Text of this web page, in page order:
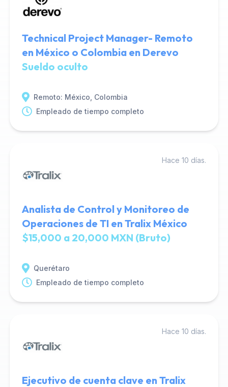
Technical Project Manager- Remoto
en México o Colombia en Derevo
Sueldo oculto
Remoto: México, Colombia
Empleado de tiempo completo
Hace 10 días.
Analista de Control y Monitoreo de
Operaciones de TI en Tralix México
$15,000 a 20,000 MXN (Bruto)
Querétaro
Empleado de tiempo completo
Hace 10 días.
Ejecutivo de cuenta clave en Tralix